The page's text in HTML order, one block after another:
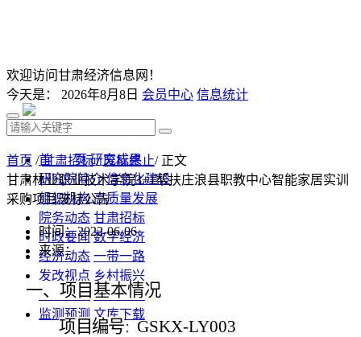
欢迎访问甘肃经济信息网！
今天是： 2026年8月8日 会员中心 信息统计
首 页 研究成果
研究院简介 信息化建设
组织机构 高质量发展
院务动态 甘肃招标
时政要闻 数字经济
经济动态 一带一路
发改视点 乡村振兴
投资分析 发展规划
监测预测 文库下载
首页 /甘肃招标/废标终止/ 正文
甘肃林业职业技术学院3+1帮扶庄浪县职教中心智能家居实训
采购项目废标公告
时间：2022-06-06
来源：
一、 项目基本情况
项目编号：GSKX-LY003